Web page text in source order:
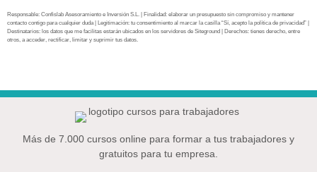
Responsable: Confislab Asesoramiento e Inversión S.L. | Finalidad: elaborar un presupuesto sin compromiso y mantener
contacto contigo para cualquier duda | Legitimación: tu consentimiento al marcar la casilla “Sí, acepto la política de privacidad” |
Destinatarios: los datos que me facilitas estarán ubicados en los servidores de Siteground | Derechos: tienes derecho, entre
otros, a acceder, rectificar, limitar y suprimir tus datos.
Más de 7.000 cursos online para formar a tus trabajadores y
gratuitos para tu empresa.